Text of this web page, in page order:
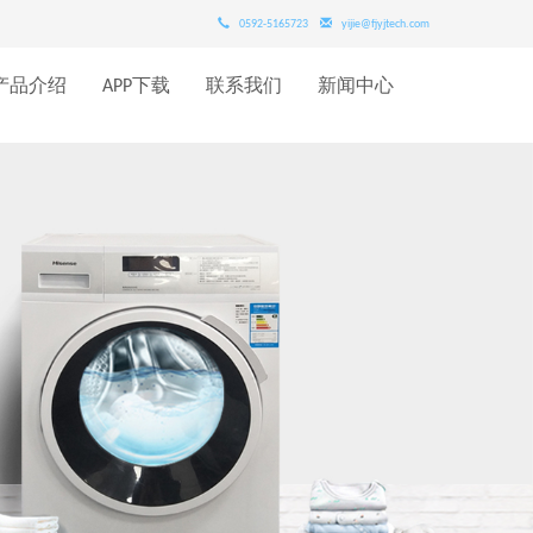
0592-5165723 yijie@fjyjtech.com
品介绍 APP下载 联系我们 新闻中心